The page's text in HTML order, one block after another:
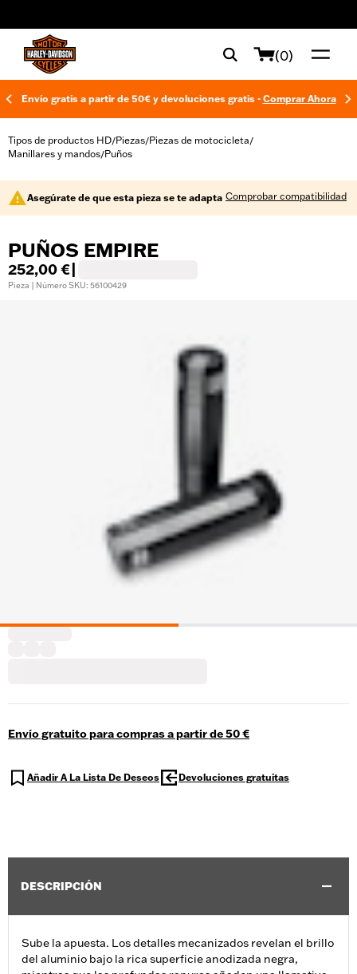
(0)
Envío gratis a partir de 50€ y devoluciones gratis - Comprar Ahora
Tipos de productos HD/Piezas/Piezas de motocicleta/
Manillares y mandos/Puños
Asegúrate de que esta pieza se te adapta Comprobar compatibilidad
PUÑOS EMPIRE
252,00 €
Pieza | Número SKU: 56100429
Envío gratuito para compras a partir de 50 €
Añadir A La Lista De Deseos Devoluciones gratuitas
DESCRIPCIÓN
Sube la apuesta. Los detalles mecanizados revelan el brillo
del aluminio bajo la rica superficie anodizada negra,